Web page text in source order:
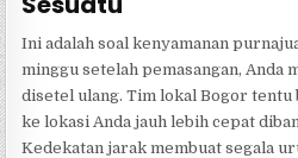
Ini adalah soal kenyamanan
minggu setelah pemasangan, Anda
disetel ulang. Tim lokal Bogor tentu
ke lokasi Anda jauh lebih cepat
Kedekatan jarak membuat segala